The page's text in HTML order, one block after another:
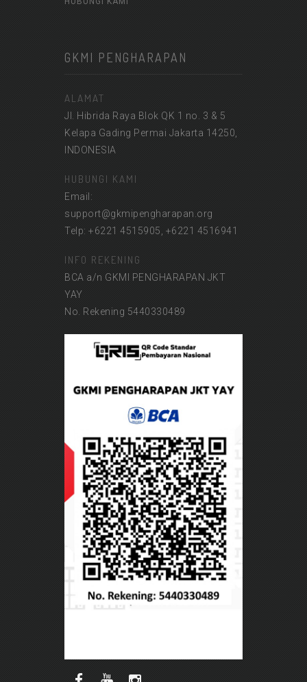
GKMI PENGHARAPAN
ALAMAT
Jl. Hibrida Raya Blok QK 1 no. 3 & 5
Kelapa Gading Permai Jakarta 14250,
INDONESIA
HUBUNGI KAMI
Email:
support@gkmipengharapan.org
Telp: +6221 4515905, +6221 4516941
INFO REKENING
BCA a/n GKMI PENGHARAPAN JKT
YAY
No. Rekening 5440330489